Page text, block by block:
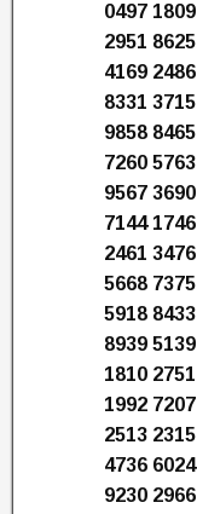
0497
2951
4169
8331
9858
7260
9567
7144
2461
5668
5918
8939
1810
1992
2513
4736
9230